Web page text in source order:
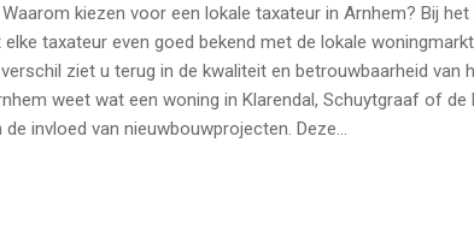
kiezen voor een lokale taxateur in Arnhem? Bij
taxateur even goed bekend met de lokale
ziet u terug in de kwaliteit en betrouwbaarheid van
weet wat een woning in Klarendal, Schuytgraaf of
invloed van nieuwbouwprojecten. Deze...